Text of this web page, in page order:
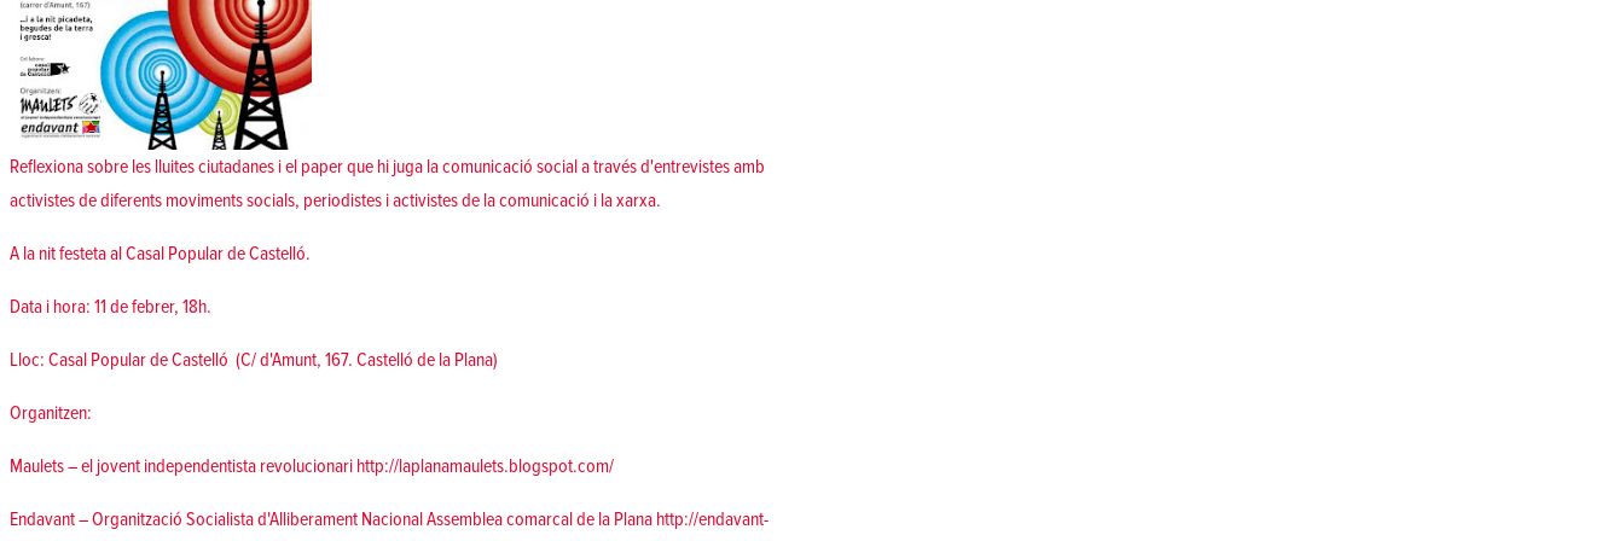
Reflexiona sobre les lluites ciutadanes i el paper que hi juga la comunicació social a través d'entrevistes amb
activistes de diferents moviments socials, periodistes i activistes de la comunicació i la xarxa.
A la nit festeta al Casal Popular de Castelló.
Data i hora: 11 de febrer, 18h.
Lloc: Casal Popular de Castelló (C/ d'Amunt, 167. Castelló de la Plana)
Organitzen:
Maulets – el jovent independentista revolucionari http://laplanamaulets.blogspot.com/
Endavant – Organització Socialista d'Alliberament Nacional Assemblea comarcal de la Plana http://endavant-